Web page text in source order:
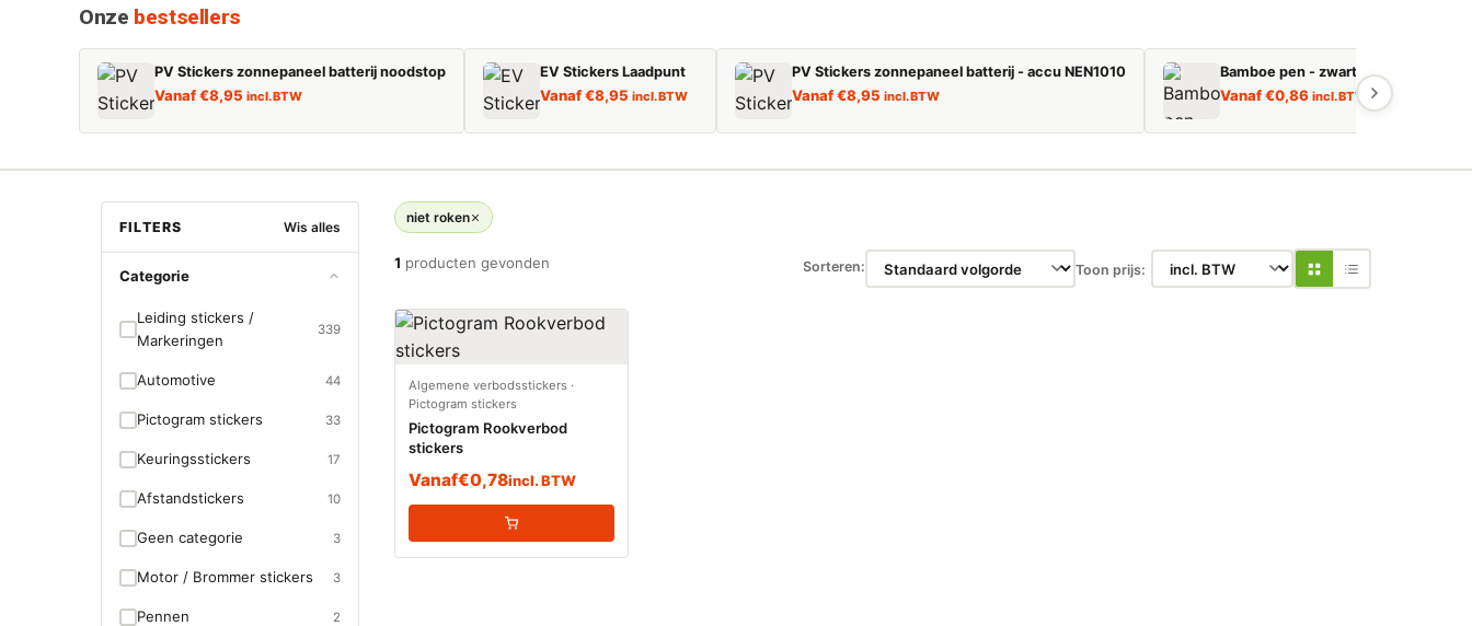
Onze bestsellers
PV Stickers zonnepaneel batterij noodstop
Vanaf€8,95 incl. BTW
EV Stickers Laadpunt
Vanaf€8,95 incl. BTW
PV Stickers zonnepaneel batterij - accu NEN1010
Vanaf€8,95 incl. BTW
Bamboe pen - zwart schrijvend
Vanaf€0,86 incl. BTW
FILTERS Wis alles
Categorie
Leiding stickers /
Markeringen
339
Automotive 44
Pictogram stickers 33
Keuringsstickers 17
Afstandstickers 10
Geen categorie 3
Motor / Brommer stickers 3
Pennen 2
niet roken
1 producten gevonden Sorteren: Toon prijs:
Algemene verbodsstickers ·
Pictogram stickers
Pictogram Rookverbod
stickers
Vanaf€0,78incl. BTW